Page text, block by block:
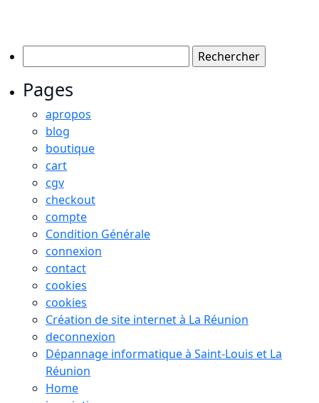
Pages
apropos
blog
boutique
cart
cgv
checkout
compte
Condition Générale
connexion
contact
cookies
cookies
Création de site internet à La Réunion
deconnexion
Dépannage informatique à Saint-Louis et La
Réunion
Home